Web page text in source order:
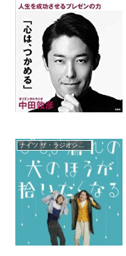
ナイツ ザ・ラジオショー